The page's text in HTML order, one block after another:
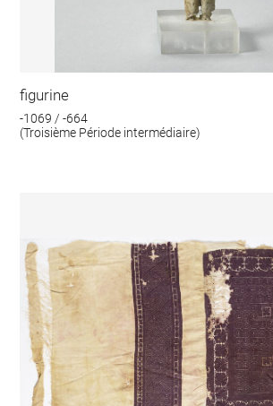
figurine
-1069 / -664
(Troisième Période intermédiaire)